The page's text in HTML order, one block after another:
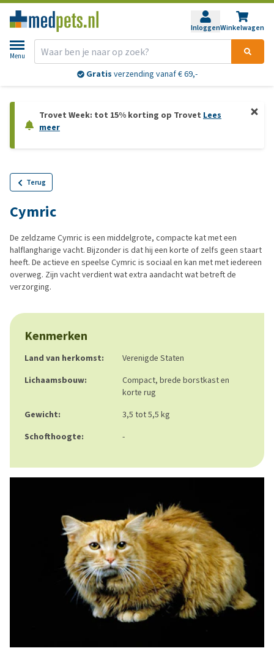
InloggenWinkelwagen
Menu
Gratis verzending vanaf € 69,-
Trovet Week: tot 15% korting op Trovet Lees
meer
Terug
Cymric
De zeldzame Cymric is een middelgrote, compacte kat met een
halflangharige vacht. Bijzonder is dat hij een korte of zelfs geen staart
heeft. De actieve en speelse Cymric is sociaal en kan met met iedereen
overweg. Zijn vacht verdient wat extra aandacht wat betreft de
verzorging.
Kenmerken
Land van herkomst:
Verenigde Staten
Lichaamsbouw:
Compact, brede borstkast en
korte rug
Gewicht:
3,5 tot 5,5 kg
Schofthoogte:
-